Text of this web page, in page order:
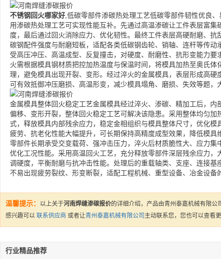
不锈钢回火哪家好,低碳零部件渗碳热处理工艺低碳零部件韧性优良
用渗碳热处理工艺可实现性能互补。先通过高温渗碳让工件表层富
度，最后通过回火消除应力、优化韧性。最终工件表层高硬耐磨、
碳钢配件强度与耐磨短板，适配各类低碳钢齿轮、销轴、连杆等传
受高压冲压、高温成型、反复撞击，对硬度、耐磨性、抗形变能力
火需根据模具钢材质把控加热温度与保温时间，将模具加热至奥氏
理，避免模具出现开裂、变形。经过淬火的金属模具，表层形成高
可有效抵御冲压磨损、高温形变，减少模具塌角、磨损、失效等题
金属模具整体回火稳定工艺金属模具经过淬火、渗碳、精加工后，
偏移、变形开裂，整体回火稳定工艺可解决该隐患。采用整体均匀
式，释放模具内部残余应力，稳定金相组织与模具整体尺寸，优化
疲劳、抗老化性能大幅提升，可长期保持高精度成型效果，降低模
零部件长期承受交变载荷、强冲击压力，淬火后材质脆性大、应力
优化工况性能。采用高温回火工艺，充分释放零部件深层残余应力
调硬度，平衡耐磨与抗冲击性能。处理后的重载轴类、支座、连接
不易出现疲劳裂纹、形变断裂，适配工程机械、重型设备、冶金设备
温馨提示： 以上关于河南焊缝渗碳报价的详细介绍，产品由青州泰嘉机械有限
感兴趣可以 联系供应商 或者让青州泰嘉机械有限公司 主动联系您，您也可以查看
行业精品推荐